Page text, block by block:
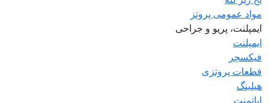
مواد عمومی پروتز
ایمپلنت، پریو و جراحی
ایمپلنت
فیکسچر
قطعات پروتزی
هیلینگ
اباتمنت